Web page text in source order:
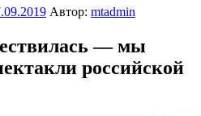
Автор: mtadmin
— мы
российской